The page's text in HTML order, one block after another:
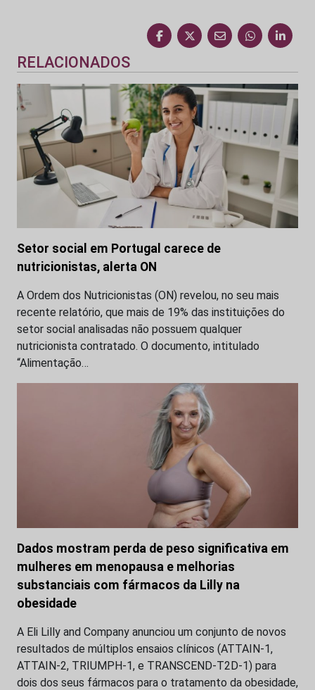
RELACIONADOS
Setor social em Portugal carece de
nutricionistas, alerta ON
A Ordem dos Nutricionistas (ON) revelou, no seu mais
recente relatório, que mais de 19% das instituições do
setor social analisadas não possuem qualquer
nutricionista contratado. O documento, intitulado
“Alimentação…
Dados mostram perda de peso significativa em
mulheres em menopausa e melhorias
substanciais com fármacos da Lilly na
obesidade
A Eli Lilly and Company anunciou um conjunto de novos
resultados de múltiplos ensaios clínicos (ATTAIN-1,
ATTAIN-2, TRIUMPH-1, e TRANSCEND-T2D-1) para
dois dos seus fármacos para o tratamento da obesidade,